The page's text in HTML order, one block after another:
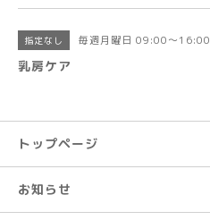
指定なし 毎週月曜日 09:00～16:00
乳房ケア
トップページ
お知らせ